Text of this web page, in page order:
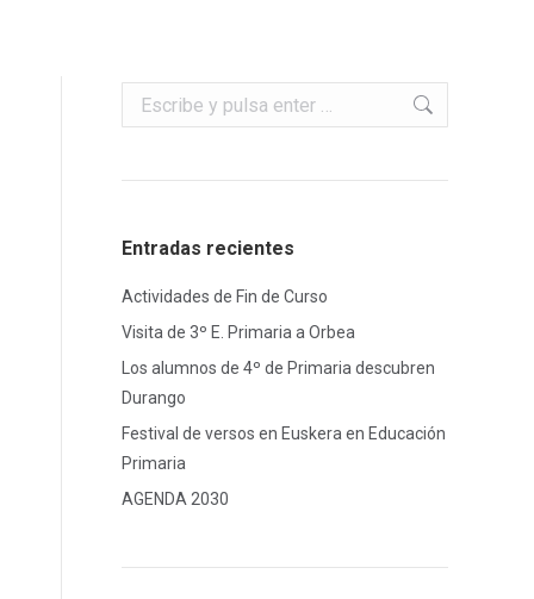
Buscar:
Entradas recientes
Actividades de Fin de Curso
Visita de 3º E. Primaria a Orbea
Los alumnos de 4º de Primaria descubren
Durango
Festival de versos en Euskera en Educación
Primaria
AGENDA 2030